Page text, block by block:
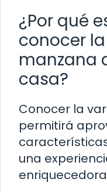
¿Por qué
conocer
manzana
casa?
Conocer la
permitirá
una